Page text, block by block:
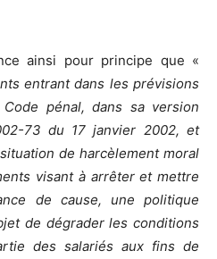
ainsi pour principe que «
entrant dans les prévisions
pénal, dans sa version
73 du 17 janvier 2002, et
de harcèlement moral
visant à arrêter et mettre
de cause, une politique
de dégrader les conditions
des salariés aux fins de